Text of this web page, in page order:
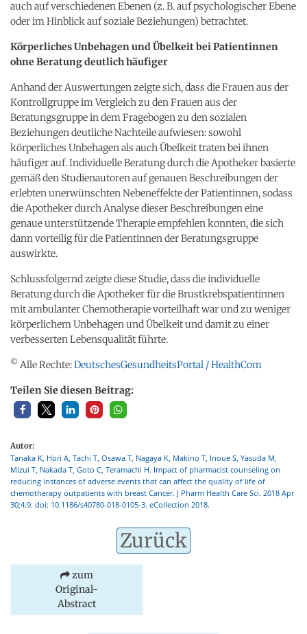
auch auf verschiedenen Ebenen (z. B. auf psychologischer Ebene
oder im Hinblick auf soziale Beziehungen) betrachtet.
Körperliches Unbehagen und Übelkeit bei Patientinnen
ohne Beratung deutlich häufiger
Anhand der Auswertungen zeigte sich, dass die Frauen aus der
Kontrollgruppe im Vergleich zu den Frauen aus der
Beratungsgruppe in dem Fragebogen zu den sozialen
Beziehungen deutliche Nachteile aufwiesen: sowohl
körperliches Unbehagen als auch Übelkeit traten bei ihnen
häufiger auf. Individuelle Beratung durch die Apotheker basierte
gemäß den Studienautoren auf genauen Beschreibungen der
erlebten unerwünschten Nebeneffekte der Patientinnen, sodass
die Apotheker durch Analyse dieser Beschreibungen eine
genaue unterstützende Therapie empfehlen konnten, die sich
dann vorteilig für die Patientinnen der Beratungsgruppe
auswirkte.
Schlussfolgernd zeigte diese Studie, dass die individuelle
Beratung durch die Apotheker für die Brustkrebspatientinnen
mit ambulanter Chemotherapie vorteilhaft war und zu weniger
körperlichem Unbehagen und Übelkeit und damit zu einer
verbesserten Lebensqualität führte.
© Alle Rechte:DeutschesGesundheitsPortal / HealthCom
Teilen Sie diesen Beitrag:
Autor:
Tanaka K, Hori A, Tachi T, Osawa T, Nagaya K, Makino T, Inoue S, Yasuda M,
Mizui T, Nakada T, Goto C, Teramachi H. Impact of pharmacist counseling on
reducing instances of adverse events that can affect the quality of life of
chemotherapy outpatients with breast Cancer. J Pharm Health Care Sci. 2018 Apr
30;4:9. doi: 10.1186/s40780-018-0105-3. eCollection 2018.
Zurück
zum
Original-
Abstract